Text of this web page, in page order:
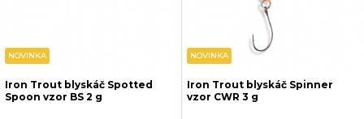
NOVINKA
Iron Trout blyskáč Spotted
Spoon vzor BS 2 g
NOVINKA
Iron Trout blyskáč Spinner
vzor CWR 3 g